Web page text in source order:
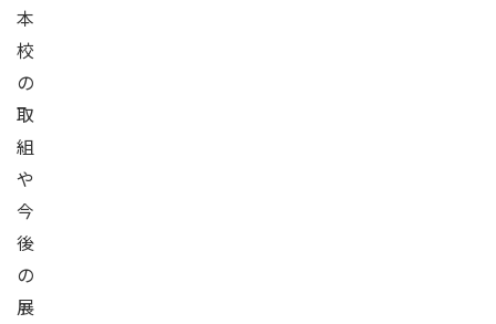
本
校
の
取
組
や
今
後
の
展